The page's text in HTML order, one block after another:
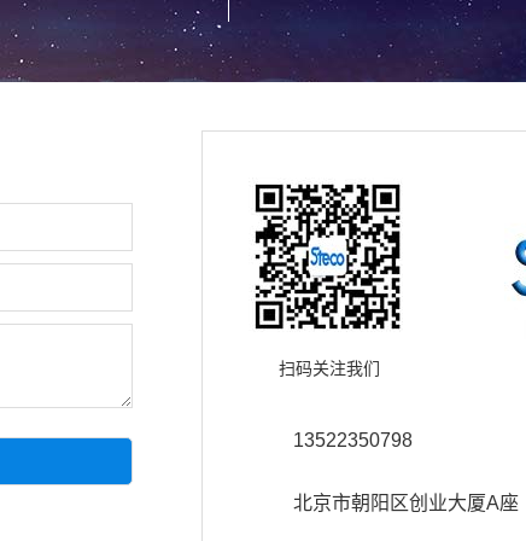
扫码关注我们
13522350798
北京市朝阳区创业大厦A座